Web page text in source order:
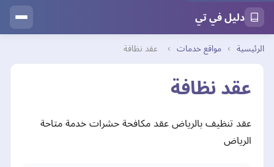
دليل في تي
الرئيسية › مواقع خدمات › عقد نظافة
عقد نظافة
عقد تنظيف بالرياض عقد مكافحة حشرات خدمة متاحة
الرياض